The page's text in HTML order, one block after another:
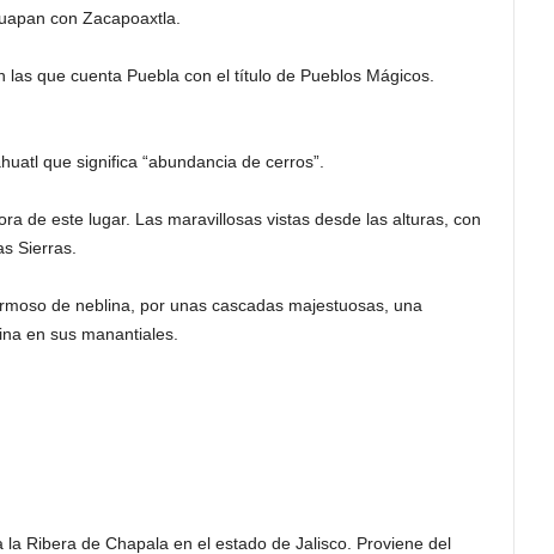
con Zacapoaxtla.
que cuenta Puebla con el título de Pueblos Mágicos.
que significa “abundancia de cerros”.
de este lugar. Las maravillosas vistas desde las alturas, con
Sierras.
de neblina, por unas cascadas majestuosas, una
en sus manantiales.
Ribera de Chapala en el estado de Jalisco. Proviene del